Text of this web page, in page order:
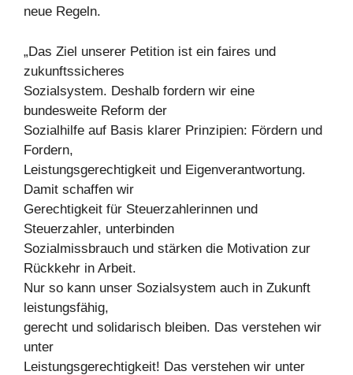
neue Regeln.
„Das Ziel unserer Petition ist ein faires und
zukunftssicheres
Sozialsystem. Deshalb fordern wir eine
bundesweite Reform der
Sozialhilfe auf Basis klarer Prinzipien: Fördern und
Fordern,
Leistungsgerechtigkeit und Eigenverantwortung.
Damit schaffen wir
Gerechtigkeit für Steuerzahlerinnen und
Steuerzahler, unterbinden
Sozialmissbrauch und stärken die Motivation zur
Rückkehr in Arbeit.
Nur so kann unser Sozialsystem auch in Zukunft
leistungsfähig,
gerecht und solidarisch bleiben. Das verstehen wir
unter
Leistungsgerechtigkeit! Das verstehen wir unter